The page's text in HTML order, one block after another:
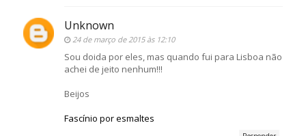
Unknown
24 de março de 2015 às 12:10
Sou doida por eles, mas quando fui para Lisboa não
achei de jeito nenhum!!!
Beijos
Fascínio por esmaltes